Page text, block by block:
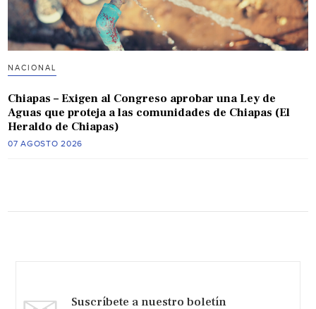
NACIONAL
Chiapas – Exigen al Congreso aprobar una Ley de
Aguas que proteja a las comunidades de Chiapas (El
Heraldo de Chiapas)
07 AGOSTO 2026
Suscríbete a nuestro boletín